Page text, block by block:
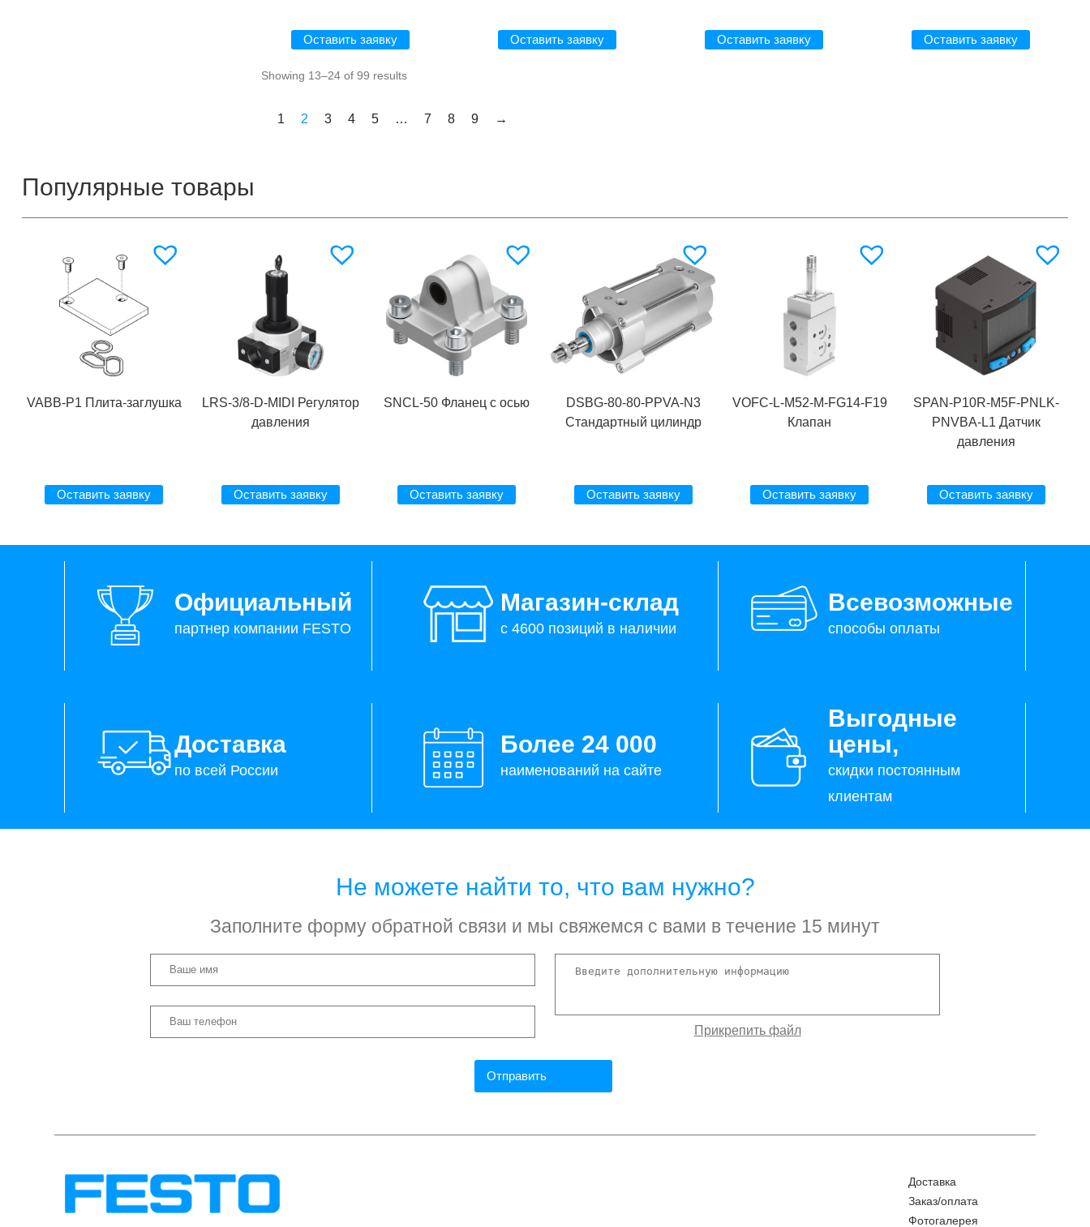
Оставить заявку Оставить заявку Оставить заявку Оставить заявку
Showing 13–24 of 99 results
1 2 3 4 5 … 7 8 9 →
Популярные товары
VABB-P1 Плита-заглушка
Оставить заявку
LRS-3/8-D-MIDI Регулятор
давления
Оставить заявку
SNCL-50 Фланец с осью
Оставить заявку
DSBG-80-80-PPVA-N3
Стандартный цилиндр
Оставить заявку
VOFC-L-M52-M-FG14-F19
Клапан
Оставить заявку
SPAN-P10R-M5F-PNLK-
PNVBA-L1 Датчик
давления
Оставить заявку
Официальный
партнер компании FESTO
Магазин-склад
с 4600 позиций в наличии
Всевозможные
способы оплаты
Доставка
по всей России
Более 24 000
наименований на сайте
Выгодные
цены,
скидки постоянным
клиентам
Не можете найти то, что вам нужно?
Заполните форму обратной связи и мы свяжемся с вами в течение 15 минут
Доставка
Заказ/оплата
Фотогалерея